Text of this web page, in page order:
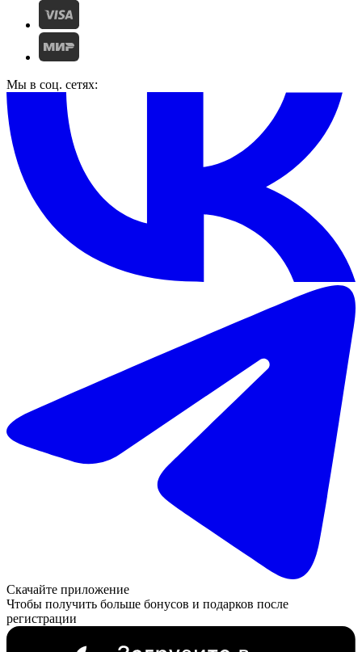
Мы в соц. сетях:
Скачайте приложение
Чтобы получить больше бонусов и подарков после
регистрации